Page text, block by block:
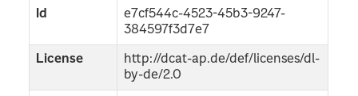
Id
e7cf544c-4523-45b3-9247-
384597f3d7e7
License
http://dcat-ap.de/def/licenses/dl-
by-de/2.0